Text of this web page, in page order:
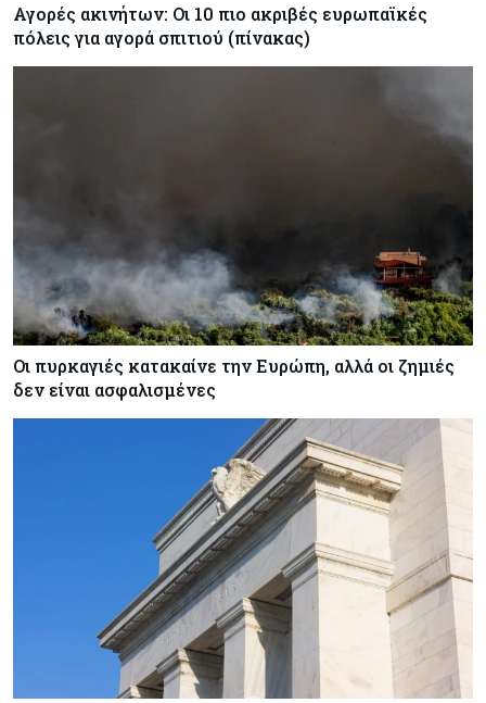
Αγορές ακινήτων: Οι 10 πιο ακριβές ευρωπαϊκές
πόλεις για αγορά σπιτιού (πίνακας)
Οι πυρκαγιές κατακαίνε την Ευρώπη, αλλά οι ζημιές
δεν είναι ασφαλισμένες